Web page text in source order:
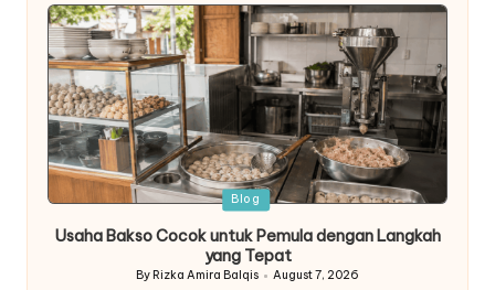
Posted
Blog
Usaha Bakso Cocok untuk Pemula dengan Langkah
yang Tepat
Posted
By Rizka Amira Balqis August 7, 2026